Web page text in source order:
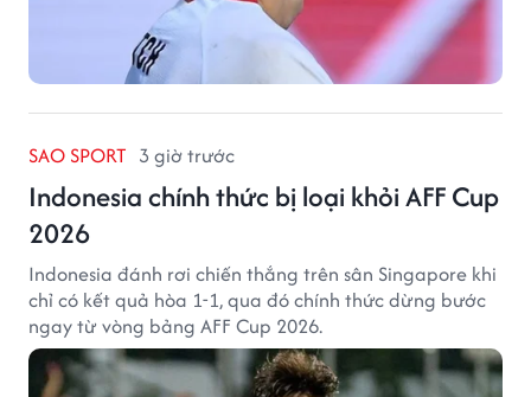
SAO SPORT 3 giờ trước
Indonesia chính thức bị loại khỏi AFF Cup
2026
Indonesia đánh rơi chiến thắng trên sân Singapore khi
chỉ có kết quả hòa 1-1, qua đó chính thức dừng bước
ngay từ vòng bảng AFF Cup 2026.